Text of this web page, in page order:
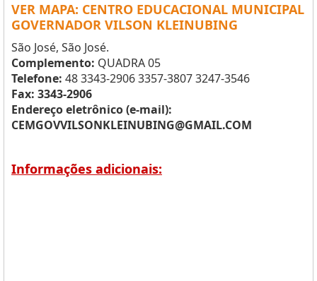
VER MAPA: CENTRO EDUCACIONAL MUNICIPAL
GOVERNADOR VILSON KLEINUBING
São José, São José.
Complemento: QUADRA 05
Telefone: 48 3343-2906 3357-3807 3247-3546
Fax: 3343-2906
Endereço eletrônico (e-mail):
CEMGOVVILSONKLEINUBING@GMAIL.COM
Informações adicionais: